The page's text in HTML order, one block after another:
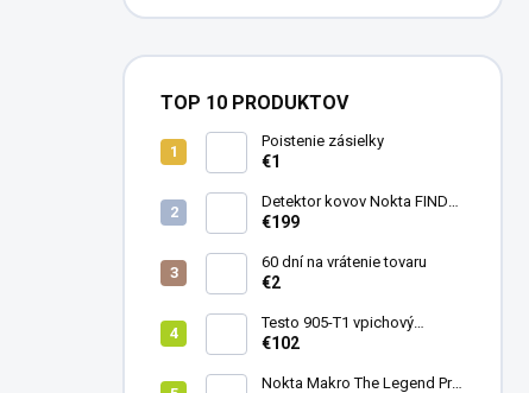
TOP 10 PRODUKTOV
Poistenie zásielky
€1
Detektor kovov Nokta FINDX
Pro
€199
60 dní na vrátenie tovaru
€2
Testo 905-T1 vpichový
teplomer
€102
Nokta Makro The Legend Pro